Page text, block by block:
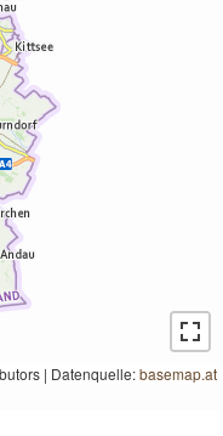
| Datenquelle:basemap.at